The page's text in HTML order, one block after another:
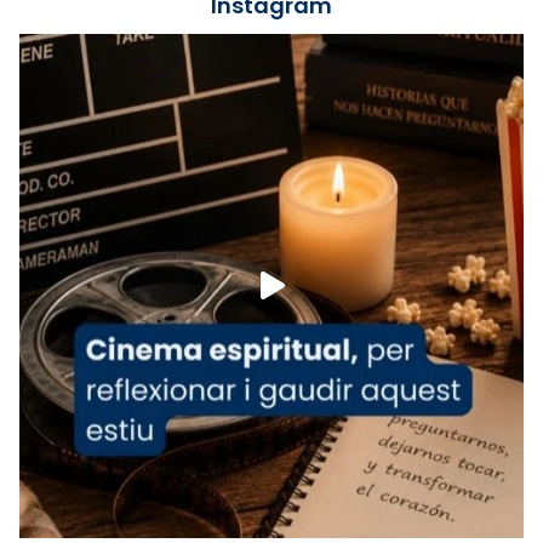
Recupera l'entrevista comp
Vatican
tican News 👇
www.vaticannews.va/es/iglesia/news/2026-
07/carmina-historia-depresion-papa-viaje-
espana-testimoni...
Foto
View on Facebook · Share
Arquebisbat de Barcelona
2 weeks ago
«Avui les santes Juliana i Semproniana ens
ajuden a alçar la mirada»
Mons. Sergi Gordo, bisbe de Tortosa, ha
presidit aquest 27 de juliol la missa de Les